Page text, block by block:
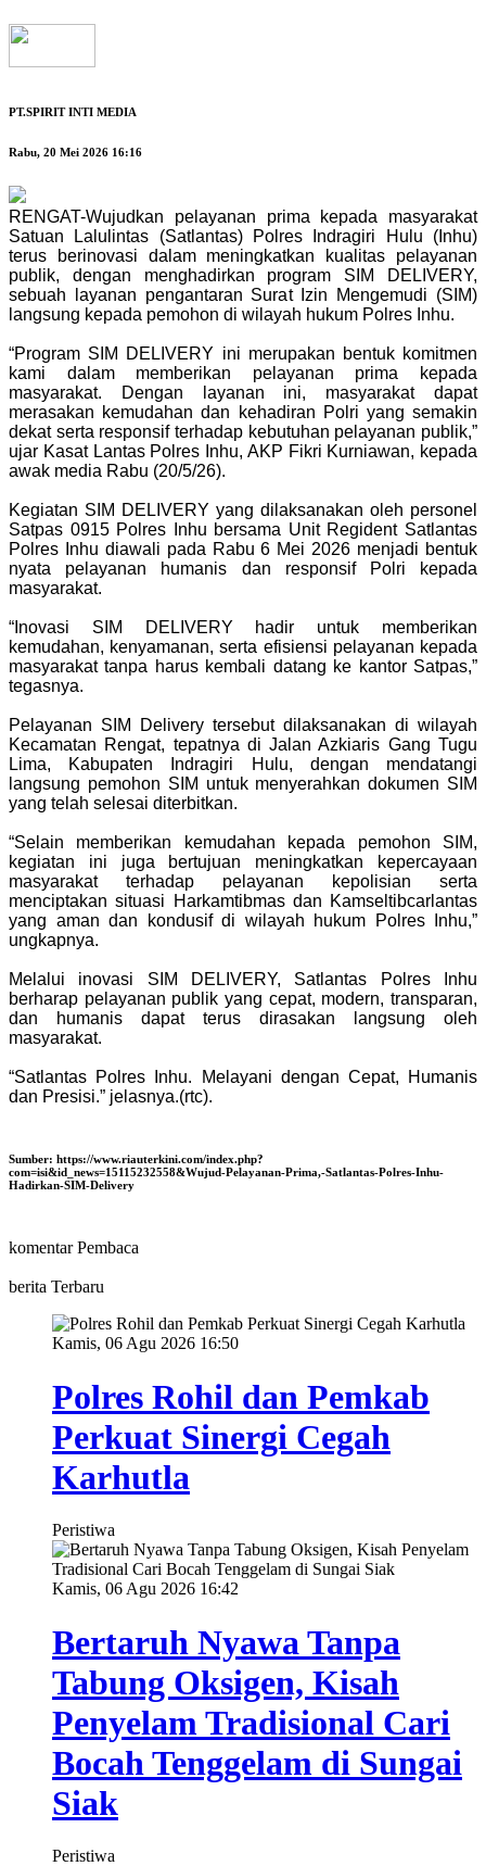
PT.SPIRIT INTI MEDIA
Rabu, 20 Mei 2026 16:16
RENGAT-Wujudkan pelayanan prima kepada masyarakat
Satuan Lalulintas (Satlantas) Polres Indragiri Hulu (Inhu)
terus berinovasi dalam meningkatkan kualitas pelayanan
publik, dengan menghadirkan program SIM DELIVERY,
sebuah layanan pengantaran Surat Izin Mengemudi (SIM)
langsung kepada pemohon di wilayah hukum Polres Inhu.
“Program SIM DELIVERY ini merupakan bentuk komitmen
kami dalam memberikan pelayanan prima kepada
masyarakat. Dengan layanan ini, masyarakat dapat
merasakan kemudahan dan kehadiran Polri yang semakin
dekat serta responsif terhadap kebutuhan pelayanan publik,”
ujar Kasat Lantas Polres Inhu, AKP Fikri Kurniawan, kepada
awak media Rabu (20/5/26).
Kegiatan SIM DELIVERY yang dilaksanakan oleh personel
Satpas 0915 Polres Inhu bersama Unit Regident Satlantas
Polres Inhu diawali pada Rabu 6 Mei 2026 menjadi bentuk
nyata pelayanan humanis dan responsif Polri kepada
masyarakat.
“Inovasi SIM DELIVERY hadir untuk memberikan
kemudahan, kenyamanan, serta efisiensi pelayanan kepada
masyarakat tanpa harus kembali datang ke kantor Satpas,”
tegasnya.
Pelayanan SIM Delivery tersebut dilaksanakan di wilayah
Kecamatan Rengat, tepatnya di Jalan Azkiaris Gang Tugu
Lima, Kabupaten Indragiri Hulu, dengan mendatangi
langsung pemohon SIM untuk menyerahkan dokumen SIM
yang telah selesai diterbitkan.
“Selain memberikan kemudahan kepada pemohon SIM,
kegiatan ini juga bertujuan meningkatkan kepercayaan
masyarakat terhadap pelayanan kepolisian serta
menciptakan situasi Harkamtibmas dan Kamseltibcarlantas
yang aman dan kondusif di wilayah hukum Polres Inhu,”
ungkapnya.
Melalui inovasi SIM DELIVERY, Satlantas Polres Inhu
berharap pelayanan publik yang cepat, modern, transparan,
dan humanis dapat terus dirasakan langsung oleh
masyarakat.
“Satlantas Polres Inhu. Melayani dengan Cepat, Humanis
dan Presisi.” jelasnya.(rtc).
Sumber: https://www.riauterkini.com/index.php?
com=isi&id_news=15115232558&Wujud-Pelayanan-Prima,-Satlantas-Polres-Inhu-
Hadirkan-SIM-Delivery
komentar Pembaca
berita Terbaru
Kamis, 06 Agu 2026 16:50
Polres Rohil dan Pemkab
Perkuat Sinergi Cegah
Karhutla
Peristiwa
Kamis, 06 Agu 2026 16:42
Bertaruh Nyawa Tanpa
Tabung Oksigen, Kisah
Penyelam Tradisional Cari
Bocah Tenggelam di Sungai
Siak
Peristiwa